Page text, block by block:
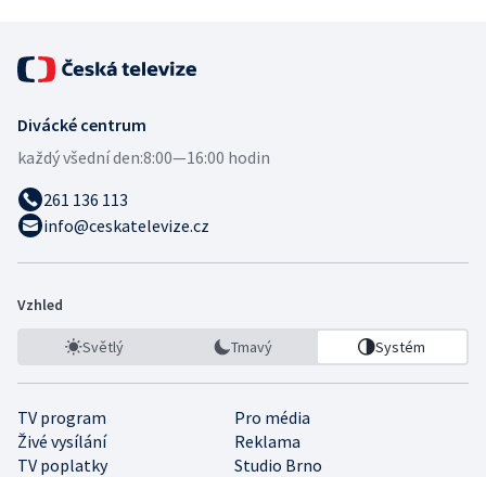
Divácké centrum
každý všední den:8:00—16:00 hodin
261 136 113
info@ceskatelevize.cz
Vzhled
Světlý Tmavý Systém
TV program
Pro média
Živé vysílání
Reklama
TV poplatky
Studio Brno